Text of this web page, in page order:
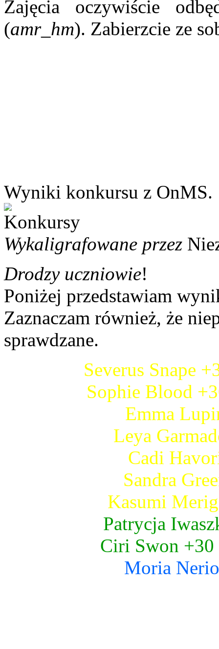
Zajęcia oczywiście
(amr_hm). Zabierzcie ze
Wyniki konkursu z OnMS.
Wykaligrafowane przez
Drodzy uczniowie!
Poniżej przedstawiam
Zaznaczam również, że
sprawdzane.
Severus Snape
Sophie Blood
Emma
Leya
Cadi
Sandra
Kasumi
Patrycja
Ciri Swon
Moria